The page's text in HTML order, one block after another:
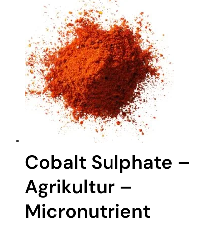
Cobalt Sulphate –
Agrikultur –
Micronutrient